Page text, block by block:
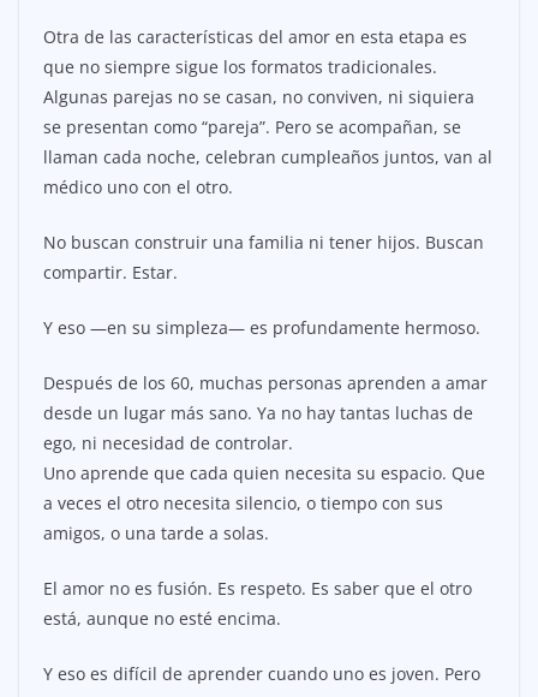
Otra de las características del amor en esta etapa es
que no siempre sigue los formatos tradicionales.
Algunas parejas no se casan, no conviven, ni siquiera
se presentan como “pareja”. Pero se acompañan, se
llaman cada noche, celebran cumpleaños juntos, van al
médico uno con el otro.
No buscan construir una familia ni tener hijos. Buscan
compartir. Estar.
Y eso —en su simpleza— es profundamente hermoso.
Después de los 60, muchas personas aprenden a amar
desde un lugar más sano. Ya no hay tantas luchas de
ego, ni necesidad de controlar.
Uno aprende que cada quien necesita su espacio. Que
a veces el otro necesita silencio, o tiempo con sus
amigos, o una tarde a solas.
El amor no es fusión. Es respeto. Es saber que el otro
está, aunque no esté encima.
Y eso es difícil de aprender cuando uno es joven. Pero